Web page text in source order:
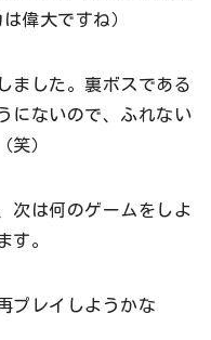
偉大ですね）
ました。裏ボスである
にないので、ふれない
笑）
次は何のゲームをしよ
す。
プレイしようかな